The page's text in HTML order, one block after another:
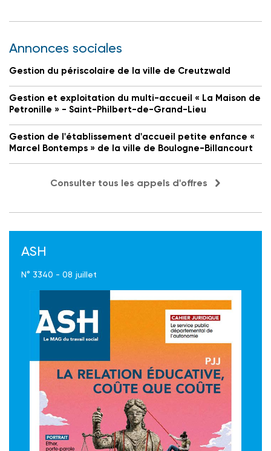
Annonces sociales
Gestion du périscolaire de la ville de Creutzwald
Gestion et exploitation du multi-accueil « La Maison de
Petronille » - Saint-Philbert-de-Grand-Lieu
Gestion de l'établissement d'accueil petite enfance «
Marcel Bontemps » de la ville de Boulogne-Billancourt
Consulter tous les appels d'offres
ASH
N° 3340 - 08 juillet